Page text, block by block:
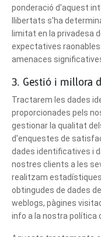
ponderació d'aquest
llibertats s'ha
limitat en la privadesa
expectatives
amenaces
3. Gestió i millora
Tractarem les dades
proporcionades pels
gestionar la qualitat
d'enquestes de
dades identificatives i
nostres clients a les
realitzam
obtingudes de dades
weblogs, pàgines
info a la nostra política